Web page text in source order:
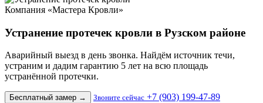
Компания «Мастера Кровли»
Устранение протечек кровли в Рузском районе
Аварийный выезд в день звонка. Найдём источник течи,
устраним и дадим гарантию 5 лет на всю площадь
устранённой протечки.
Бесплатный замер → Звоните сейчас +7 (903) 199-47-89